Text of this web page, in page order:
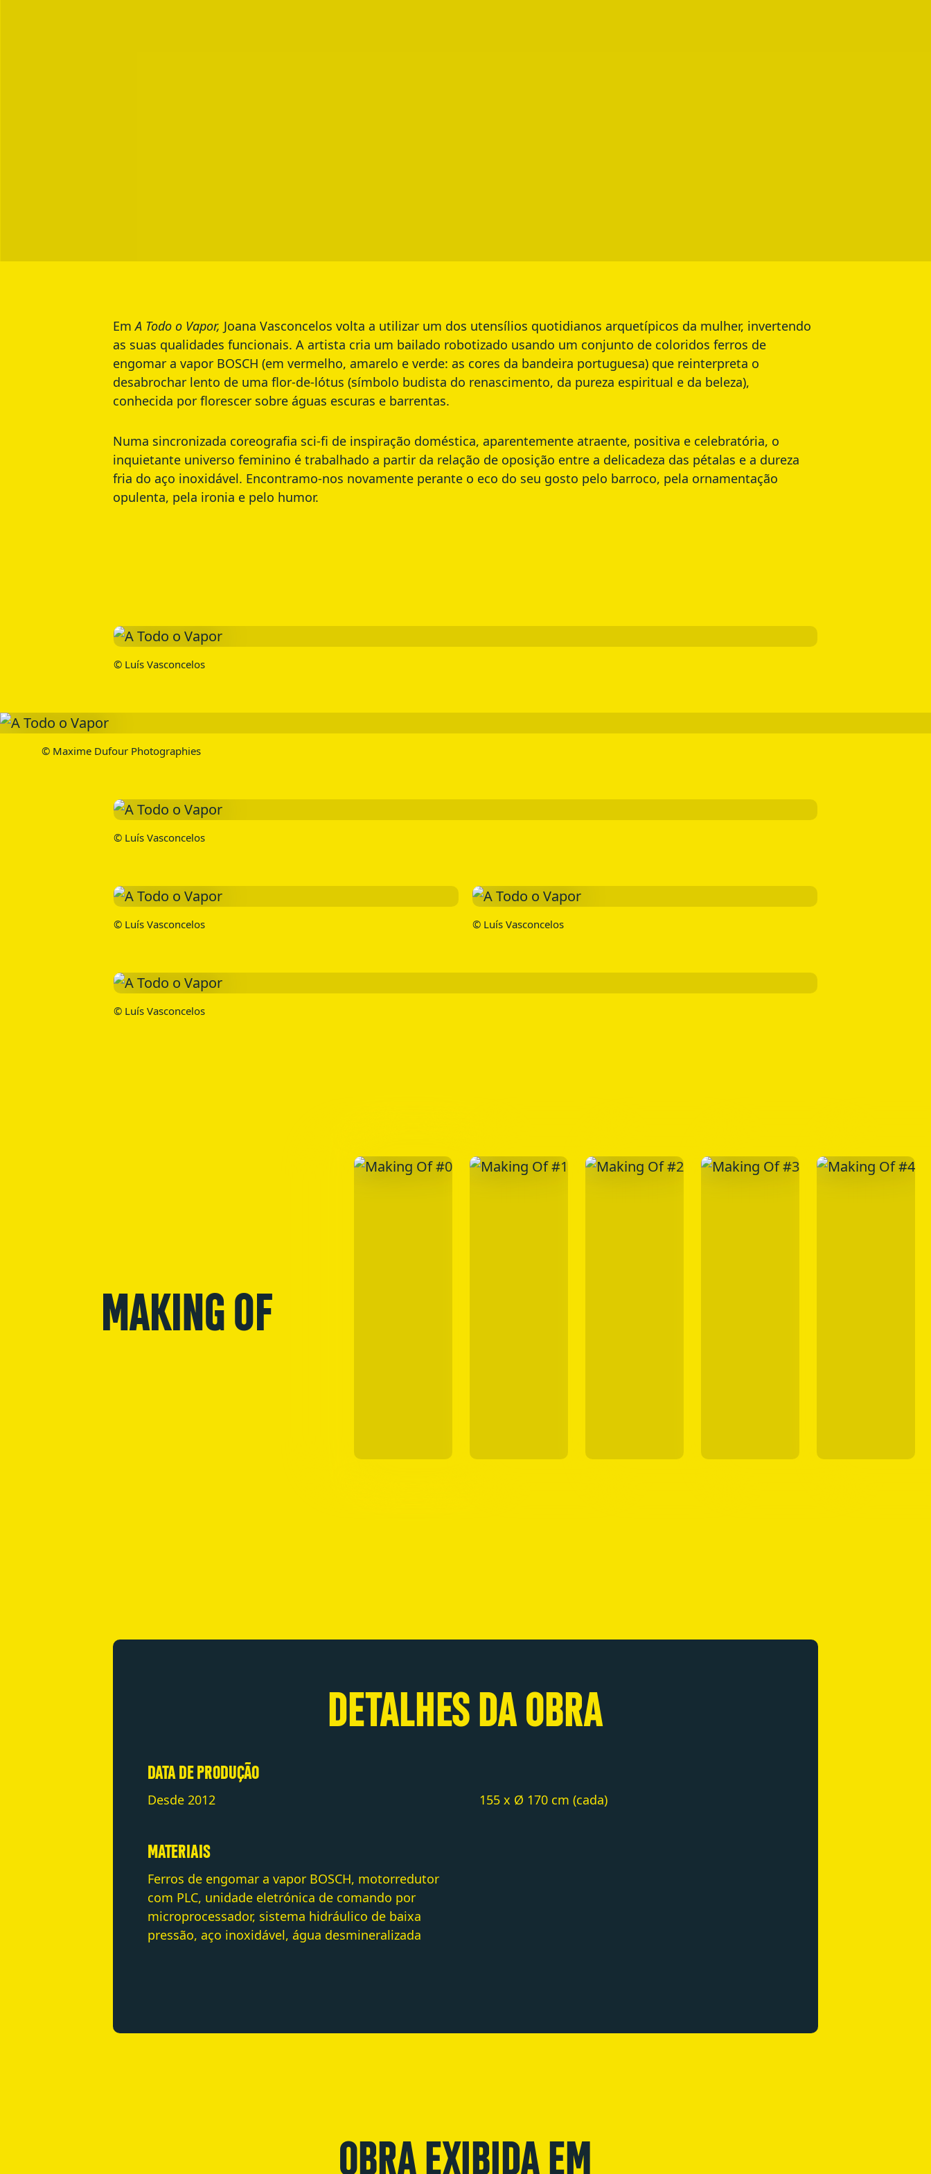
EmA Todo o Vapor, Joana Vasconcelos volta a utilizar um dos utensílios quotidianos arquetípicos da mulher, invertendo
as suas qualidades funcionais. A artista cria um bailado robotizado usando um conjunto de coloridos ferros de
engomar a vapor BOSCH (em vermelho, amarelo e verde: as cores da bandeira portuguesa) que reinterpreta o
desabrochar lento de uma flor-de-lótus (símbolo budista do renascimento, da pureza espiritual e da beleza),
conhecida por florescer sobre águas escuras e barrentas.
Numa sincronizada coreografia sci-fi de inspiração doméstica, aparentemente atraente, positiva e celebratória, o
inquietante universo feminino é trabalhado a partir da relação de oposição entre a delicadeza das pétalas e a dureza
fria do aço inoxidável. Encontramo-nos novamente perante o eco do seu gosto pelo barroco, pela ornamentação
opulenta, pela ironia e pelo humor.
© Luís Vasconcelos
© Maxime Dufour Photographies
© Luís Vasconcelos
© Luís Vasconcelos © Luís Vasconcelos
© Luís Vasconcelos
MAKING OF
DETALHES DA OBRA
DATA DE PRODUÇÃO
Desde 2012
MATERIAIS
Ferros de engomar a vapor BOSCH, motorredutor
com PLC, unidade eletrónica de comando por
microprocessador, sistema hidráulico de baixa
pressão, aço inoxidável, água desmineralizada
155 x Ø 170 cm (cada)
OBRA EXIBIDA EM